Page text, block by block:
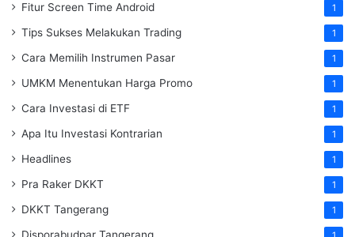
Fitur Screen Time Android 1
Tips Sukses Melakukan Trading 1
Cara Memilih Instrumen Pasar 1
UMKM Menentukan Harga Promo 1
Cara Investasi di ETF 1
Apa Itu Investasi Kontrarian 1
Headlines 1
Pra Raker DKKT 1
DKKT Tangerang 1